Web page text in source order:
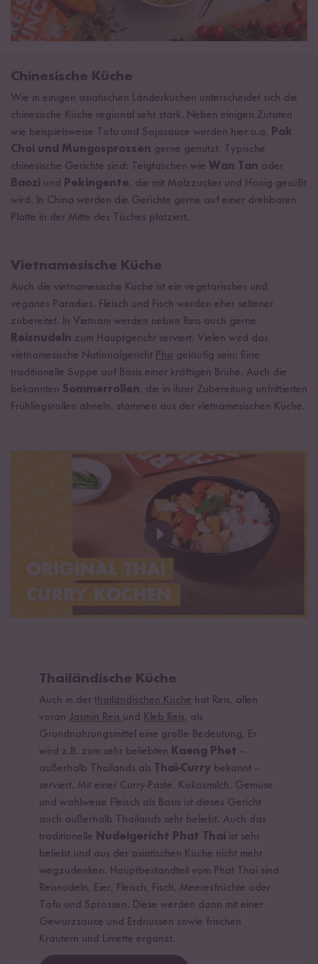
Chinesische Küche
Wie in einigen asiatischen Länderküchen unterscheidet sich die
chinesische Küche regional sehr stark. Neben einigen Zutaten
wie beispielsweise Tofu und Sojasauce werden hier u.a. Pak
Choi und Mungosprossen gerne genutzt. Typische
chinesische Gerichte sind: Teigtaschen wie Wan Tan oder
Baozi und Pekingente, die mit Malzzucker und Honig gesüßt
wird. In China werden die Gerichte gerne auf einer drehbaren
Platte in der Mitte des Tisches platziert.
Vietnamesische Küche
Auch die vietnamesische Küche ist ein vegetarisches und
veganes Paradies. Fleisch und Fisch werden eher seltener
zubereitet. In Vietnam werden neben Reis auch gerne
Reisnudeln zum Hauptgericht serviert. Vielen wird das
vietnamesische Nationalgericht Pho geläufig sein: Eine
traditionelle Suppe auf Basis einer kräftigen Brühe. Auch die
bekannten Sommerrollen, die in ihrer Zubereitung unfrittierten
Frühlingsrollen ähneln, stammen aus der vietnamesischen Küche.
Thailändische Küche
Auch in der thailändischen Küche hat Reis, allen
voran Jasmin Reis und Kleb Reis, als
Grundnahrungsmittel eine große Bedeutung. Er
wird z.B. zum sehr beliebten Kaeng Phet –
außerhalb Thailands als
Thai-Curry bekannt –
serviert. Mit einer Curry-Paste, Kokosmilch, Gemüse
und wahlweise Fleisch als Basis ist dieses Gericht
auch außerhalb Thailands sehr beliebt. Auch das
traditionelle Nudelgericht Phat Thai ist sehr
beliebt und aus der asiatischen Küche nicht mehr
wegzudenken. Hauptbestandteil vom Phat Thai sind
Reisnudeln, Eier, Fleisch, Fisch, Meeresfrüchte oder
Tofu und Sprossen. Diese werden dann mit einer
Gewürzsauce und Erdnüssen sowie frischen
Kräutern und Limette ergänzt.